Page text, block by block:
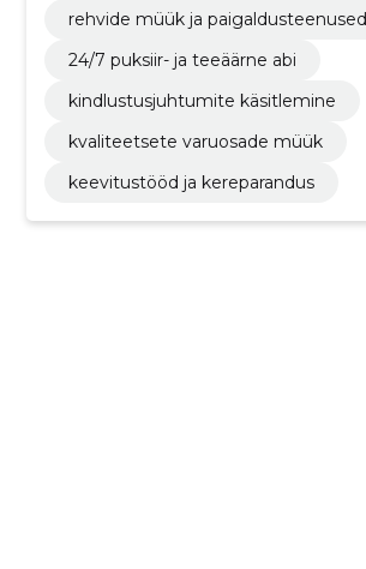
rehvide müük ja paigaldusteenused
24/7 puksiir- ja teeäärne abi
kindlustusjuhtumite käsitlemine
kvaliteetsete varuosade müük
keevitustööd ja kereparandus